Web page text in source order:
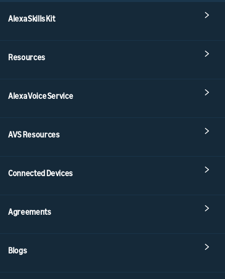
Alexa Skills Kit
Resources
Alexa Voice Service
AVS Resources
Connected Devices
Agreements
Blogs